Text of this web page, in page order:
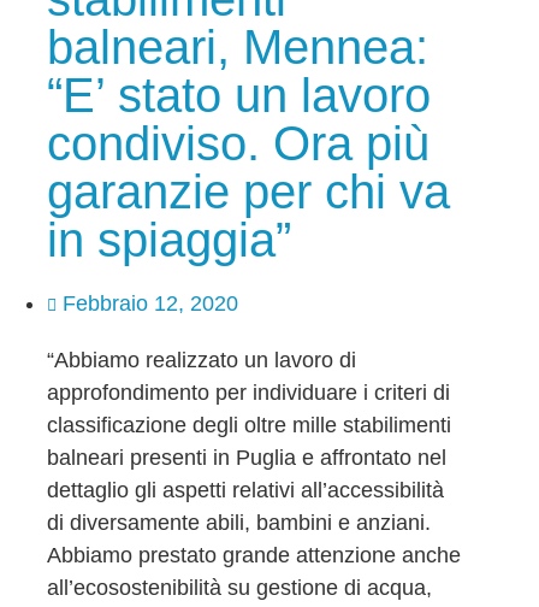
balneari, Mennea:
“E’ stato un lavoro
condiviso. Ora più
garanzie per chi va
in spiaggia”
Febbraio 12, 2020
“Abbiamo realizzato un lavoro di
approfondimento per individuare i criteri di
classificazione degli oltre mille stabilimenti
balneari presenti in Puglia e affrontato nel
dettaglio gli aspetti relativi all’accessibilità
di diversamente abili, bambini e anziani.
Abbiamo prestato grande attenzione anche
all’ecosostenibilità su gestione di acqua,